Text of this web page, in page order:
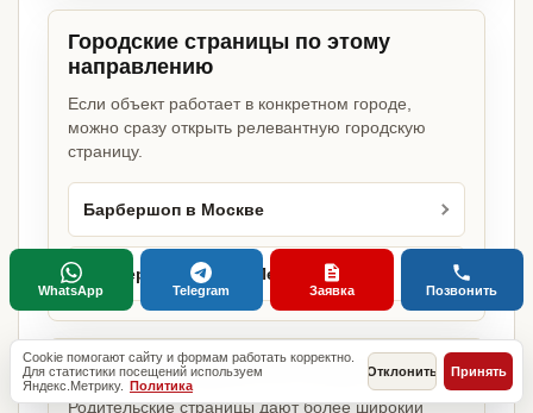
Городские страницы по этому
направлению
Если объект работает в конкретном городе,
можно сразу открыть релевантную городскую
страницу.
Барбершоп в Москве
Барбершоп в Санкт-Петербурге
Базовые разделы по этому запросу
Родительские страницы дают более широкий
Cookie помогают сайту и формам работать корректно.
Для статистики посещений используем
Яндекс.Метрику. Политика
Отклонить Принять
WhatsApp Telegram Заявка Позвонить